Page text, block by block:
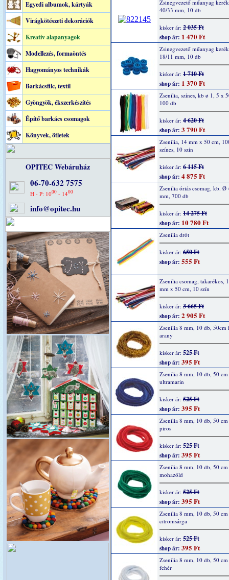
Egyedi albumok, kártyák
Virágkötészeti dekorációk
Kreatív alapanyagok
Modellezés, formaöntés
Hagyományos technikák
Barkácsfilc, textil
Gyöngyök, ékszerkészítés
Építő barkács csomagok
Könyvek, ötletek
OPITEC Webáruház
06-70-632 7575
H - P: 1000- 1400
info@opitec.hu
Zsinegvezető műanyag
40/33 mm, 10 db
kisker ár: 2 035 Ft
shop ár: 1 470 Ft
Zsinegvezető műanyag
18/11 mm, 10 db
kisker ár: 1 710 Ft
shop ár: 1 370 Ft
Zsenília, színes, kb ø 1, 5 x
100 db
kisker ár: 4 620 Ft
shop ár: 3 790 Ft
Zsenília, 14 mm x 50 cm,
színes, 10 szín
kisker ár: 6 115 Ft
shop ár: 4 875 Ft
Zsenília óriás csomag, kb. Ø
mm, 700 db
kisker ár: 14 275 Ft
shop ár: 10 780 Ft
Zsenília drót
kisker ár: 650 Ft
shop ár: 555 Ft
Zsenília csomag, takarékos,
mm x 50 cm, 10 szín
kisker ár: 3 665 Ft
shop ár: 2 905 Ft
Zsenília 8 mm, 10 db, 50cm
arany
kisker ár: 525 Ft
shop ár: 395 Ft
Zsenília 8 mm, 10 db, 50 cm
ultramarin
kisker ár: 525 Ft
shop ár: 395 Ft
Zsenília 8 mm, 10 db, 50 cm
piros
kisker ár: 525 Ft
shop ár: 395 Ft
Zsenília 8 mm, 10 db, 50 cm
mohazöld
kisker ár: 525 Ft
shop ár: 395 Ft
Zsenília 8 mm, 10 db, 50 cm
citromsárga
kisker ár: 525 Ft
shop ár: 395 Ft
Zsenília 8 mm, 10 db, 50 cm
fehér